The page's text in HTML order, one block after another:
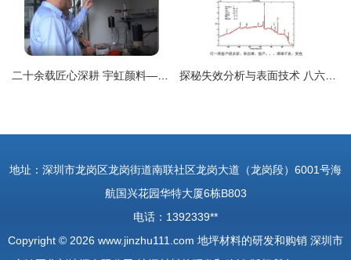
地址：深圳市龙岗区龙岗街道南联社区龙岗大道（龙岗段）6001号海
航国兴花园华特大厦6栋B803
电话：1392339**
Copyright © 2026 www.jinzhu111.com 地坪材料的研发和购销 深圳市